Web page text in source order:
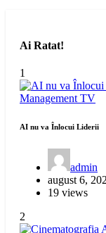
Ai Ratat!
1
Management TV
AI nu va Înlocui Liderii
admin
august 6,
19 views
2